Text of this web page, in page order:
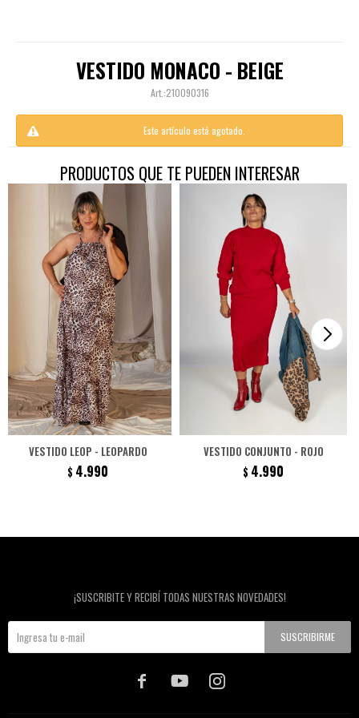
VESTIDO MONACO - BEIGE
210090316
Este artículo está agotado.
PRODUCTOS QUE TE PUEDEN INTERESAR
VESTIDO LEOP - LEOPARDO
$ 4.990
VESTIDO CONJUNTO - ROJO
$ 4.990
¡SUSCRIBITE Y RECIBÍ TODAS NUESTRAS NOVEDADES!
SUSCRIBIRME
  